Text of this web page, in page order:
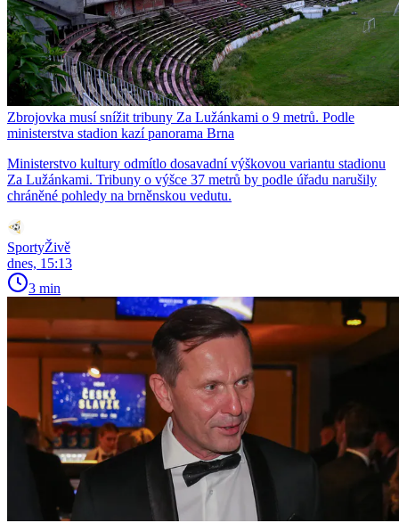
Zbrojovka musí snížit tribuny Za Lužánkami o 9 metrů. Podle
ministerstva stadion kazí panorama Brna
Ministerstvo kultury odmítlo dosavadní výškovou variantu stadionu
Za Lužánkami. Tribuny o výšce 37 metrů by podle úřadu narušily
chráněné pohledy na brněnskou vedutu.
SportyŽivě
dnes, 15:13
3 min